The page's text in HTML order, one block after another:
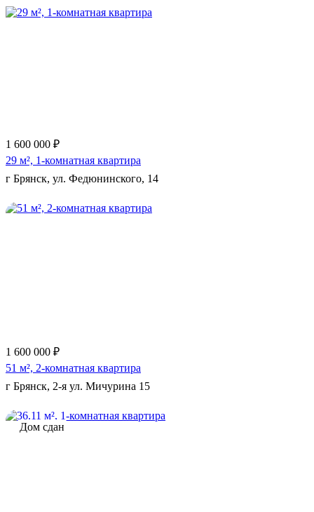
1 600 000 ₽
29 м², 1-комнатная квартира
г Брянск, ул. Федюнинского, 14
1 600 000 ₽
51 м², 2-комнатная квартира
г Брянск, 2-я ул. Мичурина 15
Дом сдан